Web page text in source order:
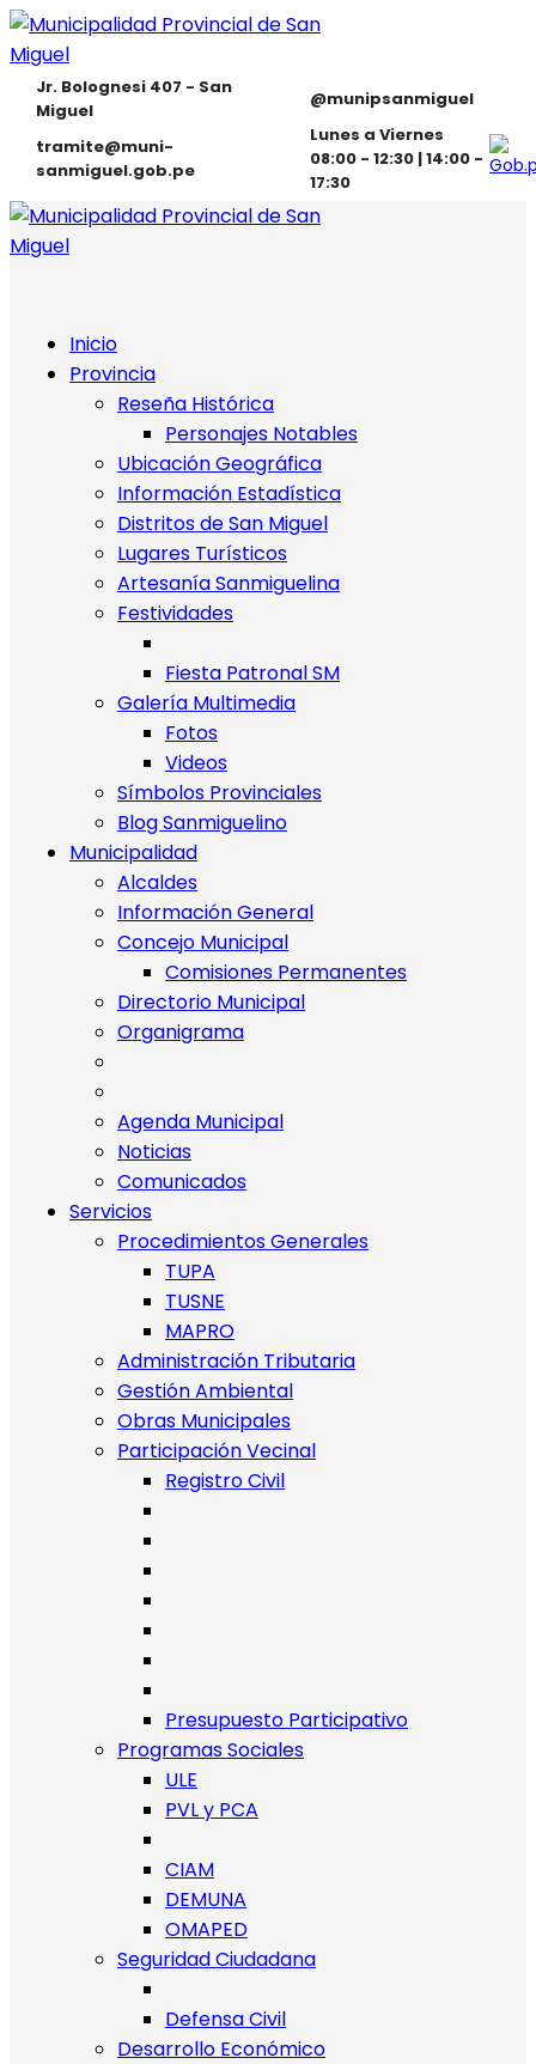
Jr. Bolognesi 407 - San
Miguel
@munipsanmiguel
tramite@muni-
sanmiguel.gob.pe
Lunes a Viernes
08:00 - 12:30 | 14:00 -
17:30
Inicio
Provincia
Reseña Histórica
Personajes Notables
Ubicación Geográfica
Información Estadística
Distritos de San Miguel
Lugares Turísticos
Artesanía Sanmiguelina
Festividades
Fiesta Patronal SM
Galería Multimedia
Fotos
Videos
Símbolos Provinciales
Blog Sanmiguelino
Municipalidad
Alcaldes
Información General
Concejo Municipal
Comisiones Permanentes
Directorio Municipal
Organigrama
Agenda Municipal
Noticias
Comunicados
Servicios
Procedimientos Generales
TUPA
TUSNE
MAPRO
Administración Tributaria
Gestión Ambiental
Obras Municipales
Participación Vecinal
Registro Civil
Presupuesto Participativo
Programas Sociales
ULE
PVL y PCA
CIAM
DEMUNA
OMAPED
Seguridad Ciudadana
Defensa Civil
Desarrollo Económico